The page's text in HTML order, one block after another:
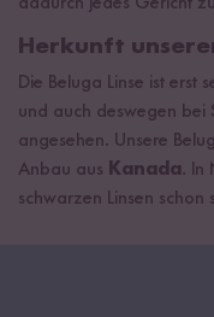
dadurch jedes Gericht
Herkunft
Die Beluga Linse ist erst
und auch deswegen bei
angesehen. Unsere
Anbau aus Kanada. In
schwarzen Linsen